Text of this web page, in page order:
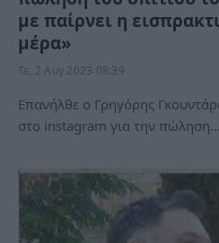
με παίρνει η
μέρα»
Τε, 2 Αυγ 2023 08:39
Επανήλθε ο Γρηγόρης
στο instagram για την πώληση…